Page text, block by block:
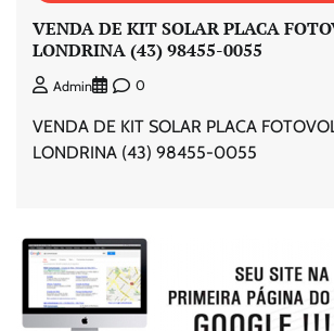
VENDA DE KIT SOLAR PLACA
LONDRINA (43) 98455-0055
Admin 0
VENDA DE KIT SOLAR PLACA
LONDRINA (43) 98455-0055